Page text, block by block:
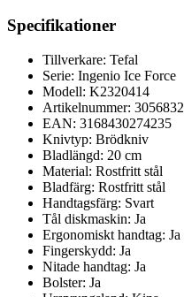
Specifikationer
Tillverkare: Tefal
Serie: Ingenio Ice Force
Modell: K2320414
Artikelnummer: 3056832
EAN: 3168430274235
Knivtyp: Brödkniv
Bladlängd: 20 cm
Material: Rostfritt stål
Bladfärg: Rostfritt stål
Handtagsfärg: Svart
Tål diskmaskin: Ja
Ergonomiskt handtag: Ja
Fingerskydd: Ja
Nitade handtag: Ja
Bolster: Ja